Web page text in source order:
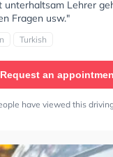
unterhaltsam Lehrer
Fragen usw."
Turkish
Request an
have viewed this